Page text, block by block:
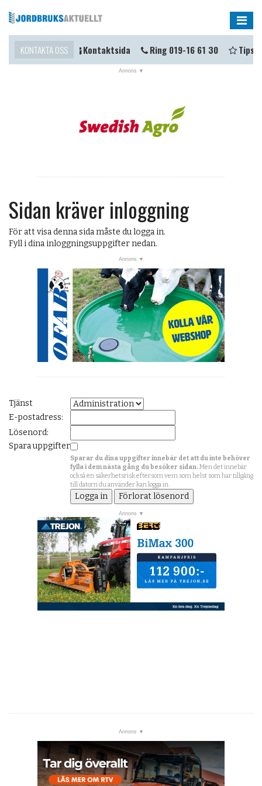
KONTAKTA OSS
i kontakt? Kontaktsida Ring 019-16 61 30 Tipsa
Sidan kräver inloggning
För att visa denna sida måste du logga in.
Fyll i dina inloggningsuppgifter nedan.
Tjänst
E-postadress:
Lösenord:
Spara uppgifter
Sparar du dina uppgifter innebär det att du inte behöver
fylla i dem nästa gång du besöker sidan.Men det innebär
också en säkerhetsrisk eftersom vem som helst som har tillgång
till datorn du använder kan logga in.